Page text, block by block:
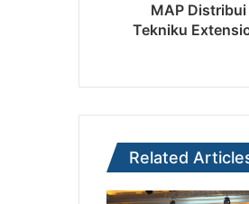
MAP
Tekniku
Related